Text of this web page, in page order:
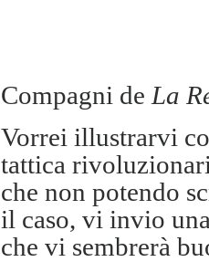
Compagni de La
Vorrei illustrarvi
tattica
che non potendo
il caso, vi invio
che vi sembrerà